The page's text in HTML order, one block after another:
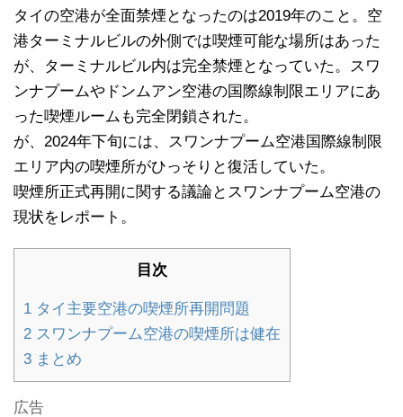
タイの空港が全面禁煙となったのは2019年のこと。空
港ターミナルビルの外側では喫煙可能な場所はあった
が、ターミナルビル内は完全禁煙となっていた。スワ
ンナプームやドンムアン空港の国際線制限エリアにあ
った喫煙ルームも完全閉鎖された。
が、2024年下旬には、スワンナプーム空港国際線制限
エリア内の喫煙所がひっそりと復活していた。
喫煙所正式再開に関する議論とスワンナプーム空港の
現状をレポート。
目次
1 タイ主要空港の喫煙所再開問題
2 スワンナプーム空港の喫煙所は健在
3 まとめ
広告